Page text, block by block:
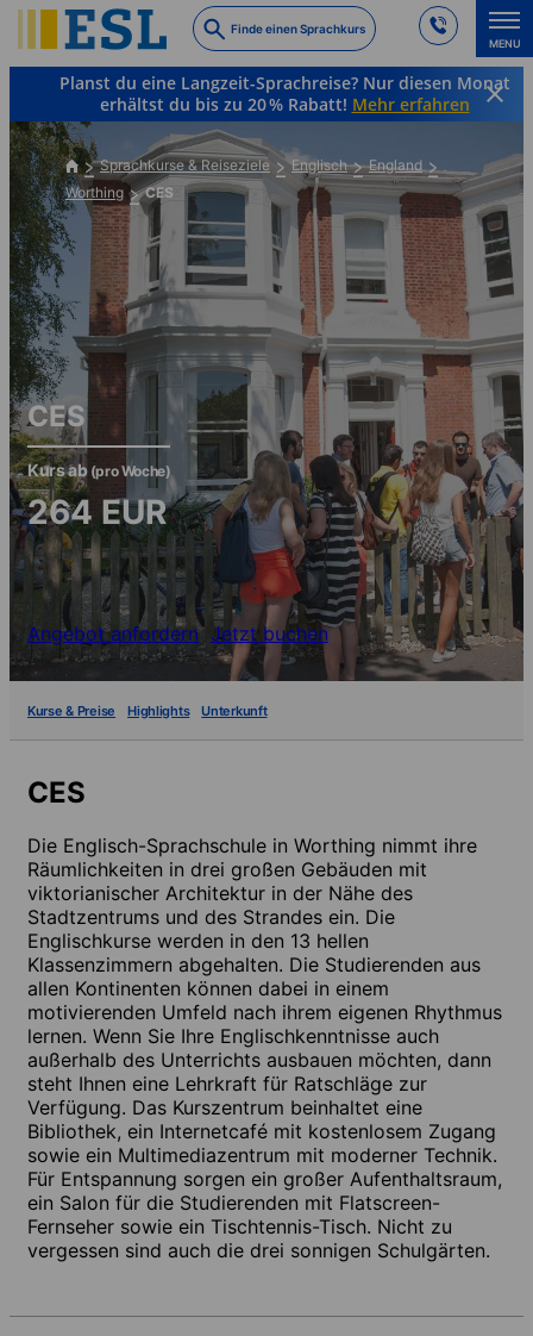
to
main
content
Finde einen Sprachkurs
MENU
Planst du eine Langzeit-Sprachreise? Nur diesen Monat
erhältst du bis zu 20 % Rabatt! Mehr erfahren
Sprachkurse & Reiseziele Englisch
England
Worthing
CES
CES
Kurs ab (pro Woche)
264EUR
Angebot anfordern Jetzt buchen
Kurse & Preise Highlights Unterkunft
CES
Die Englisch-Sprachschule in Worthing nimmt ihre
Räumlichkeiten in drei großen Gebäuden mit
viktorianischer Architektur in der Nähe des
Stadtzentrums und des Strandes ein. Die
Englischkurse werden in den 13 hellen
Klassenzimmern abgehalten. Die Studierenden aus
allen Kontinenten können dabei in einem
motivierenden Umfeld nach ihrem eigenen Rhythmus
lernen. Wenn Sie Ihre Englischkenntnisse auch
außerhalb des Unterrichts ausbauen möchten, dann
steht Ihnen eine Lehrkraft für Ratschläge zur
Verfügung. Das Kurszentrum beinhaltet eine
Bibliothek, ein Internetcafé mit kostenlosem Zugang
sowie ein Multimediazentrum mit moderner Technik.
Für Entspannung sorgen ein großer Aufenthaltsraum,
ein Salon für die Studierenden mit Flatscreen-
Fernseher sowie ein Tischtennis-Tisch. Nicht zu
vergessen sind auch die drei sonnigen Schulgärten.